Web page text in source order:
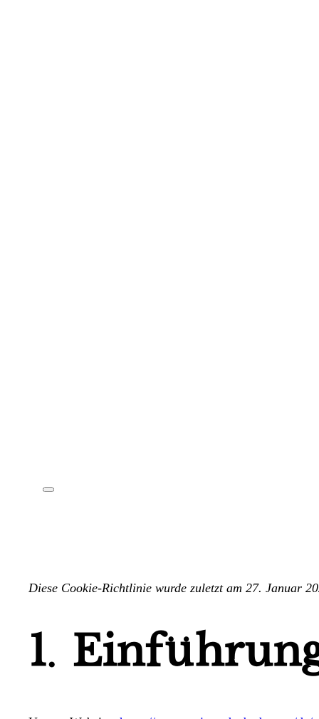
Diese Cookie-Richtlinie wurde zuletzt am 27. Januar
1.